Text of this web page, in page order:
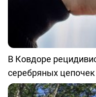
В Ковдоре
серебряных